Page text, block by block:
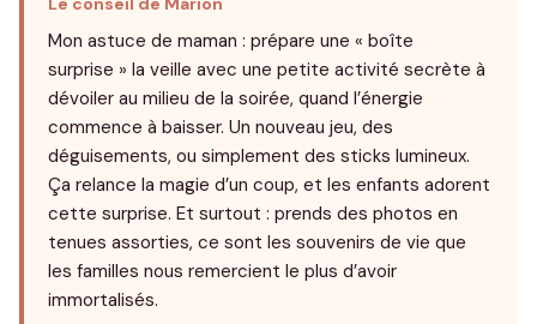
Mon astuce de maman : prépare une « boîte
surprise » la veille avec une petite activité secrète à
dévoiler au milieu de la soirée, quand l’énergie
commence à baisser. Un nouveau jeu, des
déguisements, ou simplement des sticks lumineux.
Ça relance la magie d’un coup, et les enfants adorent
cette surprise. Et surtout : prends des photos en
tenues assorties, ce sont les souvenirs de vie que
les familles nous remercient le plus d’avoir
immortalisés.